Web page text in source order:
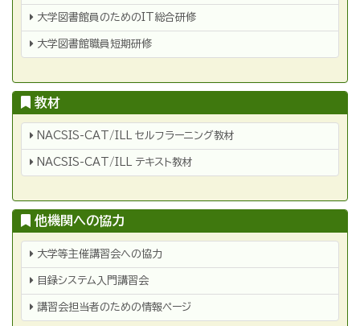
大学図書館員のためのIT総合研修
大学図書館職員短期研修
教材
材
NACSIS-CAT/ILL セルフラーニング教材
NACSIS-CAT/ILL テキスト教材
他機関への協力
機
関
へ
の
協
力
大学等主催講習会への協力
目録システム入門講習会
講習会担当者のための情報ページ